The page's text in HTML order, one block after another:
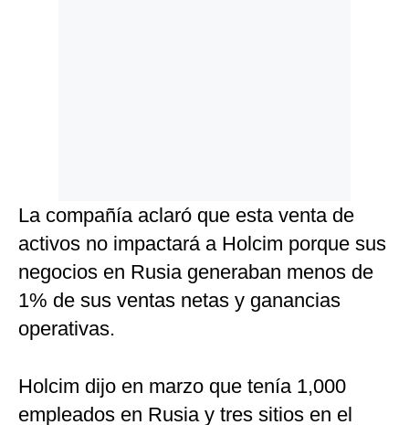
La compañía aclaró que esta venta de
activos no impactará a Holcim porque sus
negocios en Rusia generaban menos de
1% de sus ventas netas y ganancias
operativas.
Holcim dijo en marzo que tenía 1,000
empleados en Rusia y tres sitios en el